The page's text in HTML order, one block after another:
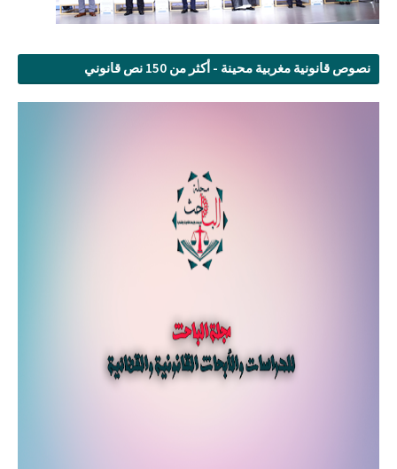
نصوص قانونية مغربية محينة - أكثر من 150 نص قانوني